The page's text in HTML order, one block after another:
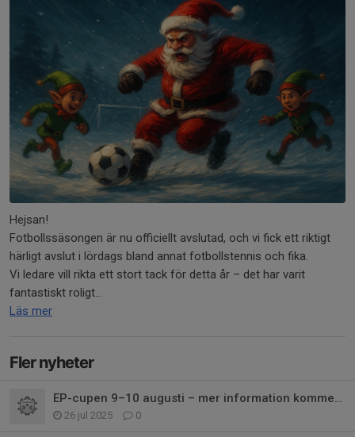
Hejsan!
Fotbollssäsongen är nu officiellt avslutad, och vi fick ett riktigt
härligt avslut i lördags bland annat fotbollstennis och fika.
Vi ledare vill rikta ett stort tack för detta år – det har varit
fantastiskt roligt...
Läs mer
Fler nyheter
EP-cupen 9–10 augusti – mer information kommer snart!
26 jul 2025 0